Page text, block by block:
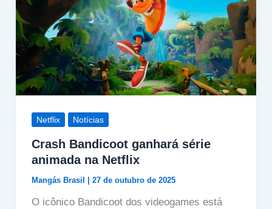
Netflix Notícias
Crash Bandicoot ganhará série
animada na Netflix
Mangás Brasil 27 de outubro de 2025
O icônico Bandicoot dos videogames está